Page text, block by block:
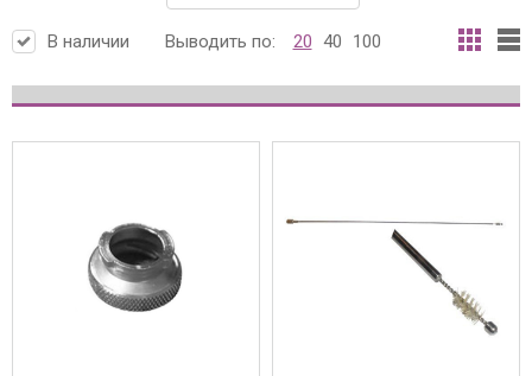
В наличии Выводить по: 20 40 100